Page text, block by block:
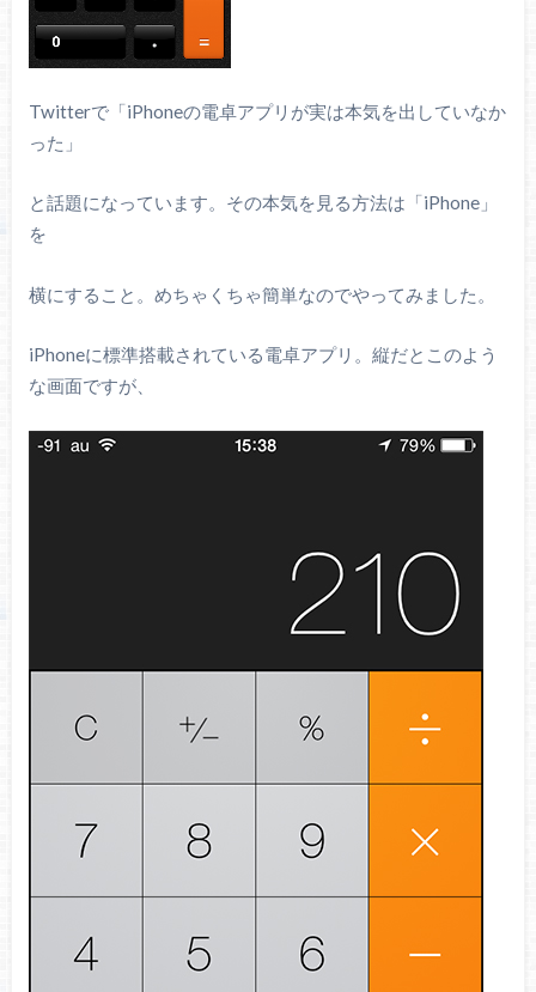
Twitterで「iPhoneの電卓アプリが実は本気を出していなか
った」
と話題になっています。その本気を見る方法は「iPhone」
を
横にすること。めちゃくちゃ簡単なのでやってみました。
iPhoneに標準搭載されている電卓アプリ。縦だとこのよう
な画面ですが、